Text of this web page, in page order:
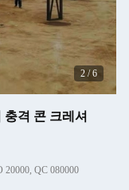
2 /6
격 콘 크레셔
20000, QC 080000